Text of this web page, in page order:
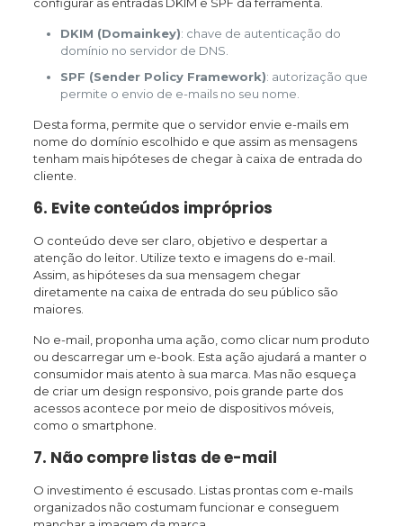
DKIM (Domainkey): chave de autenticação do
domínio no servidor de DNS.
SPF (Sender Policy Framework): autorização que
permite o envio de e-mails no seu nome.
Desta forma, permite que o servidor envie e-mails em
nome do domínio escolhido e que assim as mensagens
tenham mais hipóteses de chegar à caixa de entrada do
cliente.
6. Evite conteúdos impróprios
O conteúdo deve ser claro, objetivo e despertar a
atenção do leitor. Utilize texto e imagens do e-mail.
Assim, as hipóteses da sua mensagem chegar
diretamente na caixa de entrada do seu público são
maiores.
No e-mail, proponha uma ação, como clicar num produto
ou descarregar um e-book. Esta ação ajudará a manter o
consumidor mais atento à sua marca. Mas não esqueça
de criar um design responsivo, pois grande parte dos
acessos acontece por meio de dispositivos móveis,
como o smartphone.
7. Não compre listas de e-mail
O investimento é escusado. Listas prontas com e-mails
organizados não costumam funcionar e conseguem